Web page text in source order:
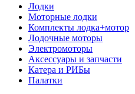
Лодки
Моторные лодки
Комплекты лодка+мотор
Лодочные моторы
Электромоторы
Аксессуары и запчасти
Катера и РИБы
Палатки